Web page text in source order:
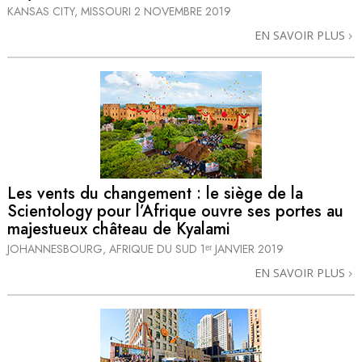
KANSAS CITY, MISSOURI 2 NOVEMBRE 2019
EN SAVOIR PLUS
Les vents du changement : le siège de la
Scientology pour l’Afrique ouvre ses portes au
majestueux château de Kyalami
JOHANNESBOURG, AFRIQUE DU SUD 1ᵉʳ JANVIER 2019
EN SAVOIR PLUS